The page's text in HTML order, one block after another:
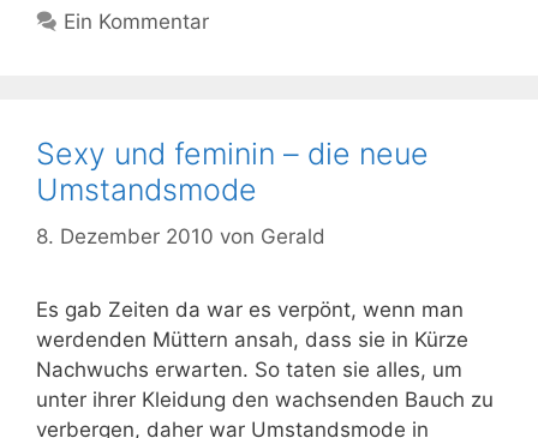
Ein Kommentar
Sexy und feminin – die neue
Umstandsmode
8. Dezember 2010 von Gerald
Es gab Zeiten da war es verpönt, wenn man
werdenden Müttern ansah, dass sie in Kürze
Nachwuchs erwarten. So taten sie alles, um
unter ihrer Kleidung den wachsenden Bauch zu
verbergen, daher war Umstandsmode in